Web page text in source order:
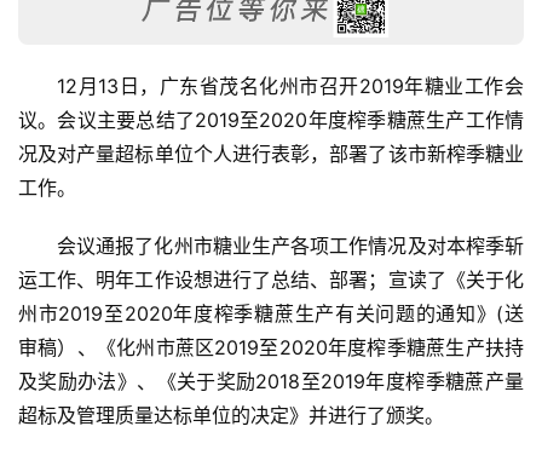
12月13日，广东省茂名化州市召开2019年糖业工作会
议。会议主要总结了2019至2020年度榨季糖蔗生产工作情
况及对产量超标单位个人进行表彰，部署了该市新榨季糖业
工作。
会议通报了化州市糖业生产各项工作情况及对本榨季斩
运工作、明年工作设想进行了总结、部署；宣读了《关于化
州市2019至2020年度榨季糖蔗生产有关问题的通知》(送
审稿）、《化州市蔗区2019至2020年度榨季糖蔗生产扶持
及奖励办法》、《关于奖励2018至2019年度榨季糖蔗产量
超标及管理质量达标单位的决定》并进行了颁奖。